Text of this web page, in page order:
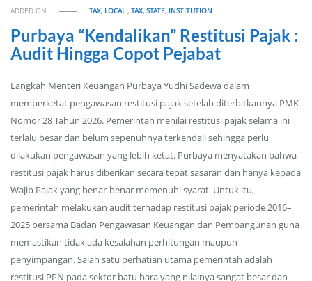
ADDED ON TAX, LOCAL,TAX, STATE, INSTITUTION
Purbaya “Kendalikan” Restitusi Pajak :
Audit Hingga Copot Pejabat
Langkah Menteri Keuangan Purbaya Yudhi Sadewa dalam
memperketat pengawasan restitusi pajak setelah diterbitkannya PMK
Nomor 28 Tahun 2026. Pemerintah menilai restitusi pajak selama ini
terlalu besar dan belum sepenuhnya terkendali sehingga perlu
dilakukan pengawasan yang lebih ketat. Purbaya menyatakan bahwa
restitusi pajak harus diberikan secara tepat sasaran dan hanya kepada
Wajib Pajak yang benar-benar memenuhi syarat. Untuk itu,
pemerintah melakukan audit terhadap restitusi pajak periode 2016–
2025 bersama Badan Pengawasan Keuangan dan Pembangunan guna
memastikan tidak ada kesalahan perhitungan maupun
penyimpangan. Salah satu perhatian utama pemerintah adalah
restitusi PPN pada sektor batu bara yang nilainya sangat besar dan